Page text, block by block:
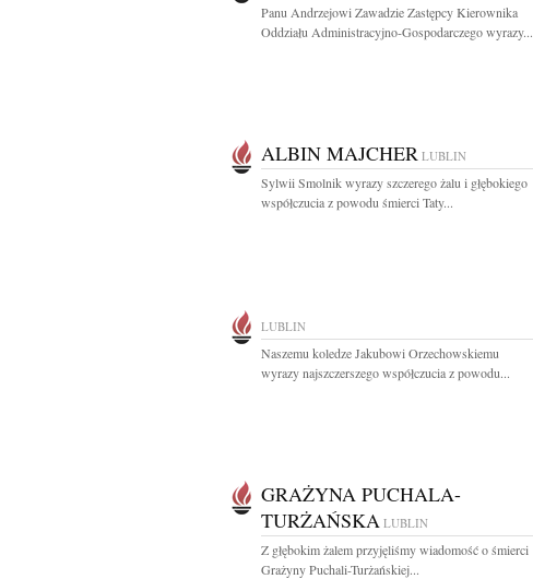
Panu Andrzejowi Zawadzie Zastępcy Kierownika
Oddziału Administracyjno-Gospodarczego wyrazy...
ALBIN MAJCHER LUBLIN
Sylwii Smolnik wyrazy szczerego żalu i głębokiego
współczucia z powodu śmierci Taty...
LUBLIN
Naszemu koledze Jakubowi Orzechowskiemu
wyrazy najszczerszego współczucia z powodu...
GRAŻYNA PUCHALA-
TURŻAŃSKA LUBLIN
Z głębokim żalem przyjęliśmy wiadomość o śmierci
Grażyny Puchali-Turżańskiej...